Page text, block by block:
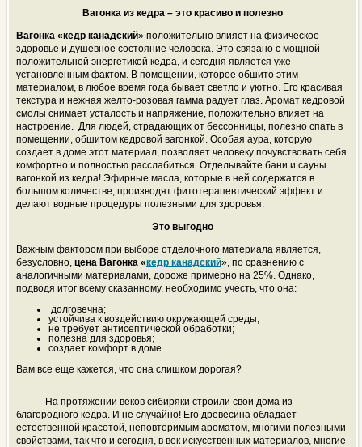
Вагонка из кедра – это красиво и полезно
Вагонка «кедр канадский» положительно влияет на физическое
здоровье и душевное состояние человека. Это связано с мощной
положительной энергетикой кедра, и сегодня является уже
установленным фактом. В помещении, которое обшито этим
материалом, в любое время года бывает светло и уютно. Его красивая
текстура и нежная желто-розовая гамма радует глаз. Аромат кедровой
смолы снимает усталость и напряжение, положительно влияет на
настроение. Для людей, страдающих от бессонницы, полезно спать в
помещении, обшитом кедровой вагонкой. Особая аура, которую
создает в доме этот материал, позволяет человеку почувствовать себя
комфортно и полностью расслабиться. Отделывайте бани и сауны
вагонкой из кедра! Эфирные масла, которые в ней содержатся в
большом количестве, производят фитотерапевтический эффект и
делают водные процедуры полезными для здоровья.
Это выгодно
Важным фактором при выборе отделочного материала является,
безусловно, цена Вагонка «кедр канадский», по сравнению с
аналогичными материалами, дороже примерно на 25%. Однако,
подводя итог всему сказанному, необходимо учесть, что она:
долговечна;
устойчива к воздействию окружающей среды;
не требует антисептической обработки;
полезна для здоровья;
создает комфорт в доме.
Вам все еще кажется, что она слишком дорогая?
На протяжении веков сибиряки строили свои дома из
благородного кедра. И не случайно! Его древесина обладает
естественной красотой, неповторимым ароматом, многими полезными
свойствами, так что и сегодня, в век искусственных материалов, многие